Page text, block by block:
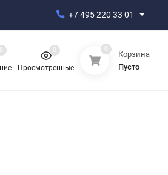
+7 495 220 33 01
0
Просмотренные
0 0
Корзина
Пусто